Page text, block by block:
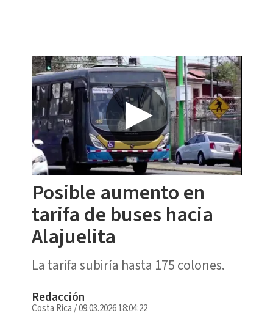
Posible aumento en
tarifa de buses hacia
Alajuelita
La tarifa subiría hasta 175 colones.
Redacción
Costa Rica /09.03.2026 18:04:22